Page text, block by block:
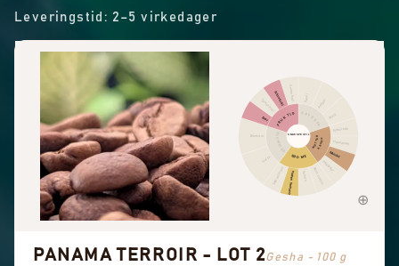
Leveringstid: 2–5 virkedager
Kanel Pepper
Skarp
Sjokolade
Hasselnøtt
Mandel
Peanøtter
Brunt sukker
Generell sødme
Søte aromaer
Sort te
Blomster
Bær
Tørket fruktSitrusfrukt Annen frukt
NØTTERKAKAO
SØDME
BLOMSTER
FRUKTIG
SMAKSPROFIL
PANAMA TERROIR - LOT 2Gesha - 100 g